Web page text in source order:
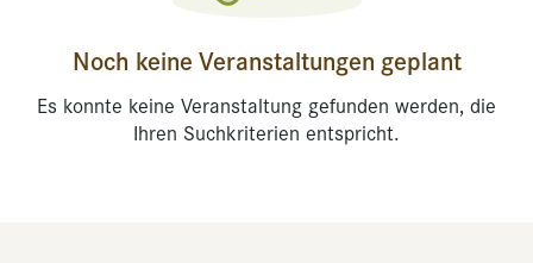
Noch keine Veranstaltungen geplant
Es konnte keine Veranstaltung gefunden werden, die
Ihren Suchkriterien entspricht.